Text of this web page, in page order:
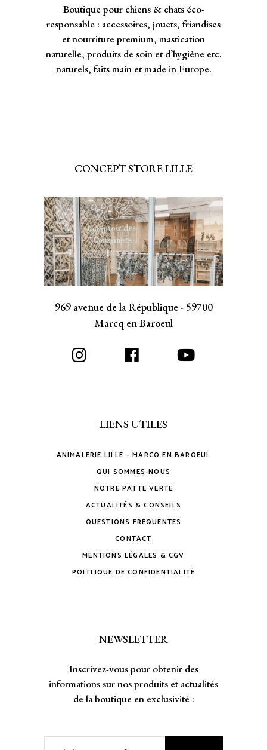
Boutique pour chiens & chats éco-
responsable : accessoires, jouets, friandises
et nourriture premium, mastication
naturelle, produits de soin et d’hygiène etc.
naturels, faits main et made in Europe.
CONCEPT STORE LILLE
969 avenue de la République - 59700
Marcq en Baroeul
LIENS UTILES
ANIMALERIE LILLE – MARCQ EN BAROEUL
QUI SOMMES-NOUS
NOTRE PATTE VERTE
ACTUALITÉS & CONSEILS
QUESTIONS FRÉQUENTES
CONTACT
MENTIONS LÉGALES & CGV
POLITIQUE DE CONFIDENTIALITÉ
NEWSLETTER
Inscrivez-vous pour obtenir des
informations sur nos produits et actualités
de la boutique en exclusivité :